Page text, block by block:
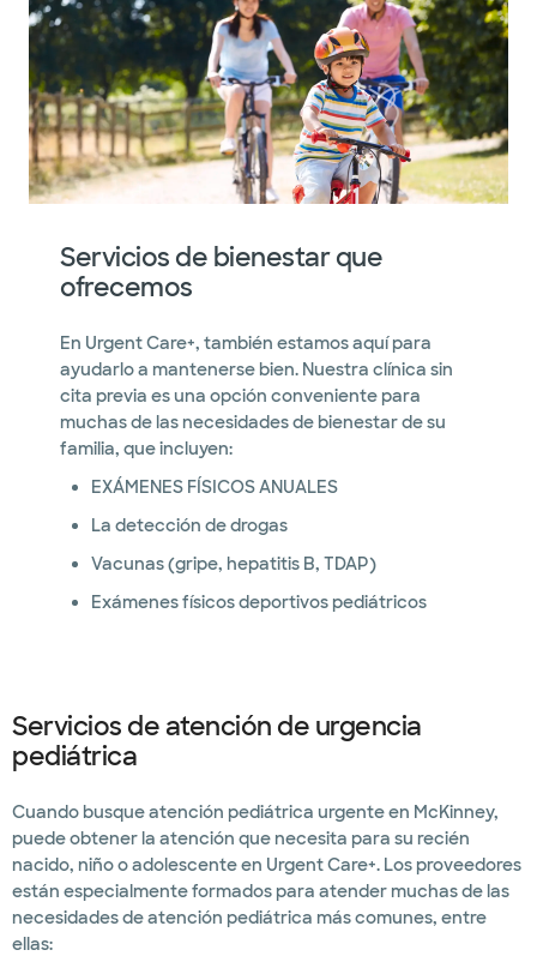
Servicios de bienestar que
ofrecemos
En Urgent Care+, también estamos aquí para
ayudarlo a mantenerse bien. Nuestra clínica sin
cita previa es una opción conveniente para
muchas de las necesidades de bienestar de su
familia, que incluyen:
EXÁMENES FÍSICOS ANUALES
La detección de drogas
Vacunas (gripe, hepatitis B, TDAP)
Exámenes físicos deportivos pediátricos
Servicios de atención de urgencia
pediátrica
Cuando busque atención pediátrica urgente en McKinney,
puede obtener la atención que necesita para su recién
nacido, niño o adolescente en Urgent Care+. Los proveedores
están especialmente formados para atender muchas de las
necesidades de atención pediátrica más comunes, entre
ellas: